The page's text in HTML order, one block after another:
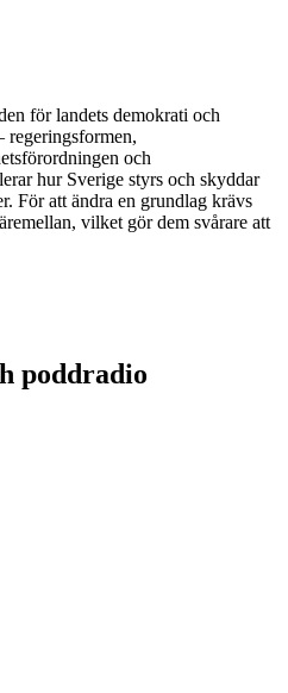
för landets demokrati och
regeringsformen,
och
hur Sverige styrs och skyddar
För att ändra en grundlag krävs
vilket gör dem svårare att
poddradio